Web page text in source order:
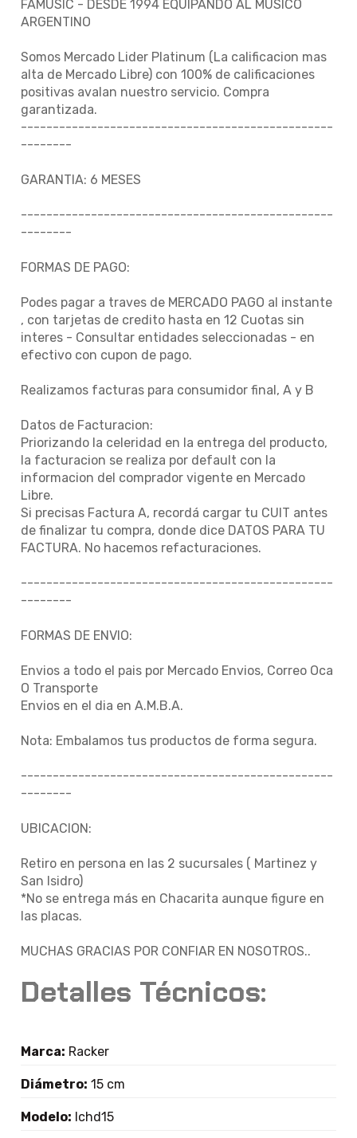
FAMUSIC - DESDE 1994 EQUIPANDO AL MUSICO
ARGENTINO
Somos Mercado Lider Platinum (La calificacion mas
alta de Mercado Libre) con 100% de calificaciones
positivas avalan nuestro servicio. Compra
garantizada.
-------------------------------------------------
--------
GARANTIA: 6 MESES
-------------------------------------------------
--------
FORMAS DE PAGO:
Podes pagar a traves de MERCADO PAGO al instante
, con tarjetas de credito hasta en 12 Cuotas sin
interes - Consultar entidades seleccionadas - en
efectivo con cupon de pago.
Realizamos facturas para consumidor final, A y B
Datos de Facturacion:
Priorizando la celeridad en la entrega del producto,
la facturacion se realiza por default con la
informacion del comprador vigente en Mercado
Libre.
Si precisas Factura A, recordá cargar tu CUIT antes
de finalizar tu compra, donde dice DATOS PARA TU
FACTURA. No hacemos refacturaciones.
-------------------------------------------------
--------
FORMAS DE ENVIO:
Envios a todo el pais por Mercado Envios, Correo Oca
O Transporte
Envios en el dia en A.M.B.A.
Nota: Embalamos tus productos de forma segura.
-------------------------------------------------
--------
UBICACION:
Retiro en persona en las 2 sucursales ( Martinez y
San Isidro)
*No se entrega más en Chacarita aunque figure en
las placas.
MUCHAS GRACIAS POR CONFIAR EN NOSOTROS..
Detalles Técnicos:
Marca: Racker
Diámetro: 15 cm
Modelo: lchd15